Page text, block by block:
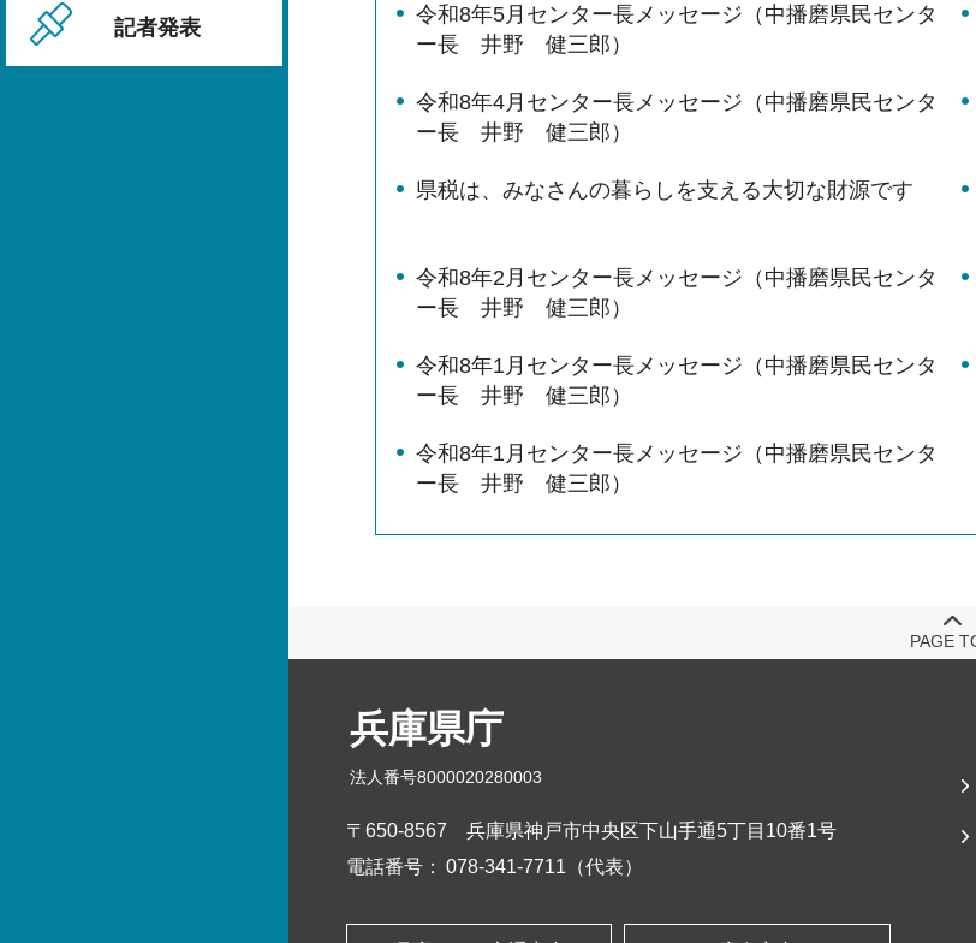
記者発表
令和8年5月センター長メッセージ（中播磨県民センタ
ー長 井野 健三郎）
令和8年4月センター長メッセージ（中播磨県民センタ
ー長 井野 健三郎）
県税は、みなさんの暮らしを支える大切な財源です
令和8年2月センター長メッセージ（中播磨県民センタ
ー長 井野 健三郎）
令和8年1月センター長メッセージ（中播磨県民センタ
ー長 井野 健三郎）
令和8年1月センター長メッセージ（中播磨県民センタ
ー長 井野 健三郎）
PAGE
兵庫県庁
法人番号8000020280003
〒650-8567
兵庫県神戸市中央区下山手通5丁目10番1号
電話番号： 078-341-7711（代表）